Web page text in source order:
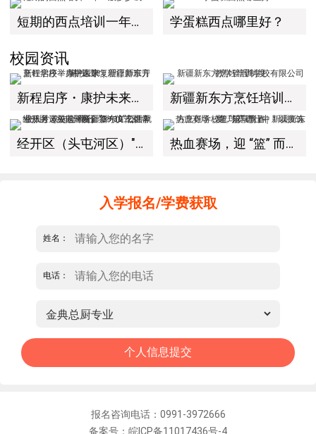
短期的西点培训一年一般多少钱？ 学蛋糕西点哪里好？
校园资讯
新程启序・康护未来｜新疆新东方烹饪学校举办中医康复理疗师班开幕仪式！ 新疆新东方烹饪培训学校有限公司教学管理制度
经开区（头屯河区）"3+10"公共就业服务进校园暨新疆新东方烹饪学校人才双选会+校企签约仪式圆满举行 热血赛场，迎 “篮” 而上｜新疆新东方烹饪学校篮球赛进行中！以技筑梦，乐享青春
入学报名/学费获取
姓名：
电话：
报名咨询电话：0991-3972666
备案号：皖ICP备11017436号-4